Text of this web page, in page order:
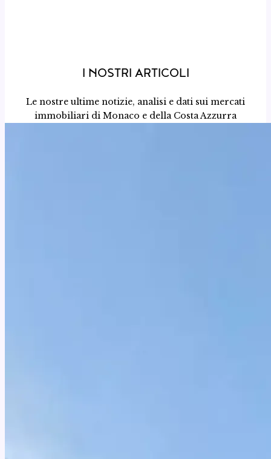
I NOSTRI ARTICOLI
Le nostre ultime notizie, analisi e dati sui mercati
immobiliari di Monaco e della Costa Azzurra